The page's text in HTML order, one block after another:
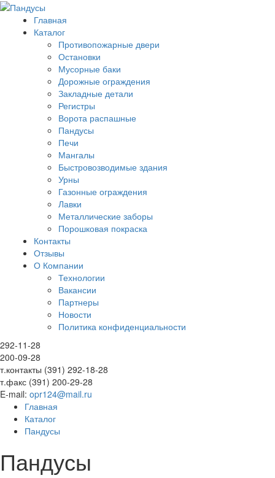
Главная
Каталог
Противопожарные двери
Остановки
Мусорные баки
Дорожные ограждения
Закладные детали
Регистры
Ворота распашные
Пандусы
Печи
Мангалы
Быстровозводимые здания
Урны
Газонные ограждения
Лавки
Металлические заборы
Порошковая покраска
Контакты
Отзывы
О Компании
Технологии
Вакансии
Партнеры
Новости
Политика конфиденциальности
292-11-28
200-09-28
т.контакты (391) 292-18-28
т.факс (391) 200-29-28
E-mail: opr124@mail.ru
Главная
Каталог
Пандусы
Пандусы